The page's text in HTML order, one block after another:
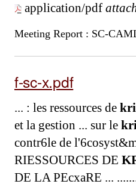
application/pdf
Meeting Report : SC-
f-sc-x.pdf
... : les ressources de
et la gestion ... sur le
contr6le de
RIESSOURCES DE
DE LA PEcxaRE ...